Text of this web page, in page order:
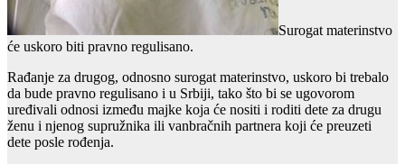
Surogat materinstvo
će uskoro biti pravno regulisano.
Rađanje za drugog, odnosno surogat materinstvo, uskoro bi trebalo
da bude pravno regulisano i u Srbiji, tako što bi se ugovorom
uređivali odnosi između majke koja će nositi i roditi dete za drugu
ženu i njenog supružnika ili vanbračnih partnera koji će preuzeti
dete posle rođenja.